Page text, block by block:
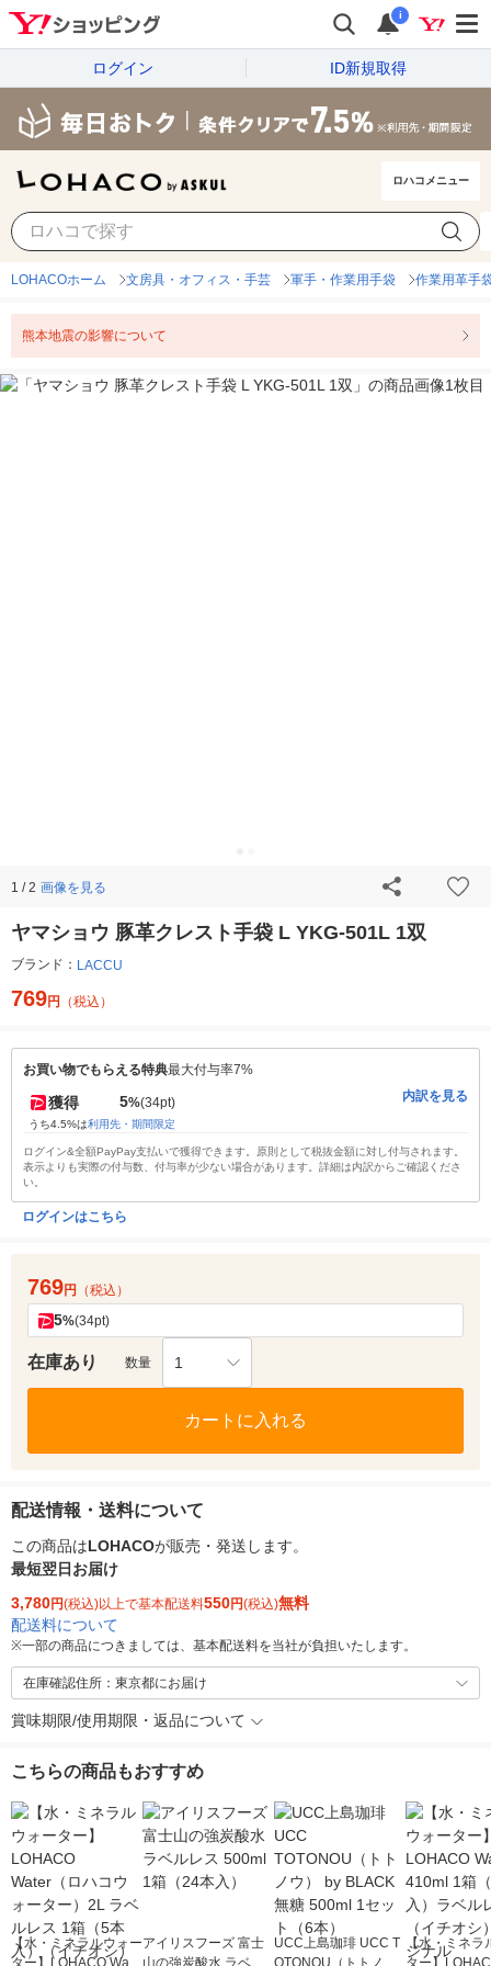
i
ログイン ID新規取得
ロハコメニュー
LOHACOホーム 文房具・オフィス・手芸 軍手・作業用手袋 作業用革手
熊本地震の影響について
1 / 2 画像を見る
ヤマショウ 豚革クレスト手袋 L YKG-501L 1双
ブランド： LACCU
769円 （税込）
お買い物でもらえる特典最大付与率7%
獲得 5%(34pt)
うち4.5%は利用先・期間限定
内訳を見る
ログイン&全額PayPay支払いで獲得できます。原則として税抜金額に対し付与されます。
表示よりも実際の付与数、付与率が少ない場合があります。詳細は内訳からご確認くださ
い。
ログインはこちら
769円 （税込）
5%(34pt)
在庫あり 数量 1
カートに入れる
配送情報・送料について
この商品はLOHACOが販売・発送します。
最短翌日お届け
3,780円(税込)以上で基本配送料550円(税込)無料
配送料について
※一部の商品につきましては、基本配送料を当社が負担いたします。
在庫確認住所：東京都にお届け
賞味期限/使用期限・返品について
こちらの商品もおすすめ
【水・ミネラルウォーアイリスフーズ 富士
UCC上島珈琲 UCC T 【水・ミネラ